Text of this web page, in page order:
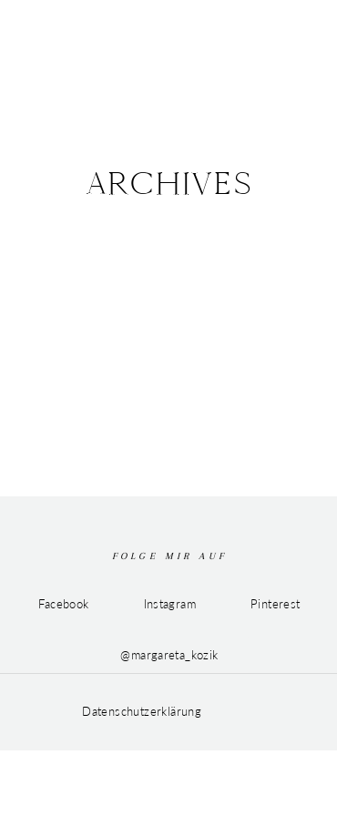
ARCHIVES
FOLGE MIR AUF
Facebook Instagram Pinterest
@margareta_kozik
Datenschutzerklärung